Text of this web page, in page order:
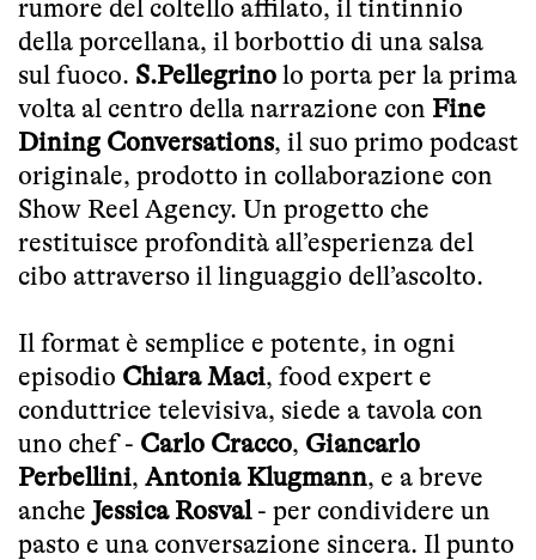
rumore del coltello affilato, il tintinnio
della porcellana, il borbottio di una salsa
sul fuoco. S.Pellegrino lo porta per la prima
volta al centro della narrazione con Fine
Dining Conversations, il suo primo podcast
originale, prodotto in collaborazione con
Show Reel Agency. Un progetto che
restituisce profondità all’esperienza del
cibo attraverso il linguaggio dell’ascolto.
Il format è semplice e potente, in ogni
episodio Chiara Maci, food expert e
conduttrice televisiva, siede a tavola con
uno chef - Carlo Cracco, Giancarlo
Perbellini, Antonia Klugmann, e a breve
anche Jessica Rosval- per condividere un
pasto e una conversazione sincera. Il punto